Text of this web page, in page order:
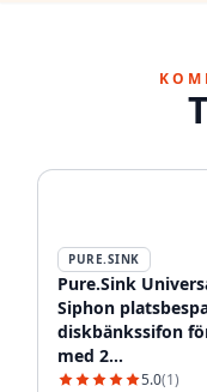
PURE.SINK
Pure.Sink
Siphon
diskbänkssifon
med 2
5.0(1)